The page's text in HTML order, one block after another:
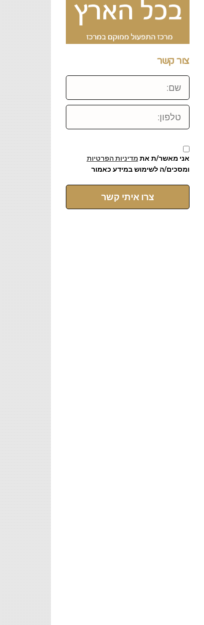
צור קשר
שם:
טלפון:
אני מאשר/ת את מדיניות הפרטיות
ומסכים/ה לשימוש במידע כאמור
צרו איתי קשר